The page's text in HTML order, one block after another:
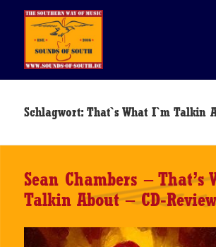
Schlagwort:That`s What I`m Talkin
Sean Chambers – That’s
Talkin About – CD-